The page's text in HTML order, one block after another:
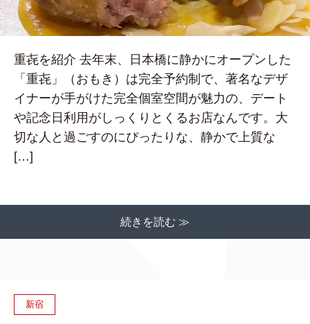
重㐂を紹介 去年末、日本橋に静かにオープンした
「重㐂」（おもき）は完全予約制で、著名なデザ
イナーが手がけた完全個室空間が魅力の、デート
や記念日利用がしっくりとくるお店なんです。大
切な人と過ごすのにぴったりな、静かで上質な
[…]
続きを読む ≫
新宿